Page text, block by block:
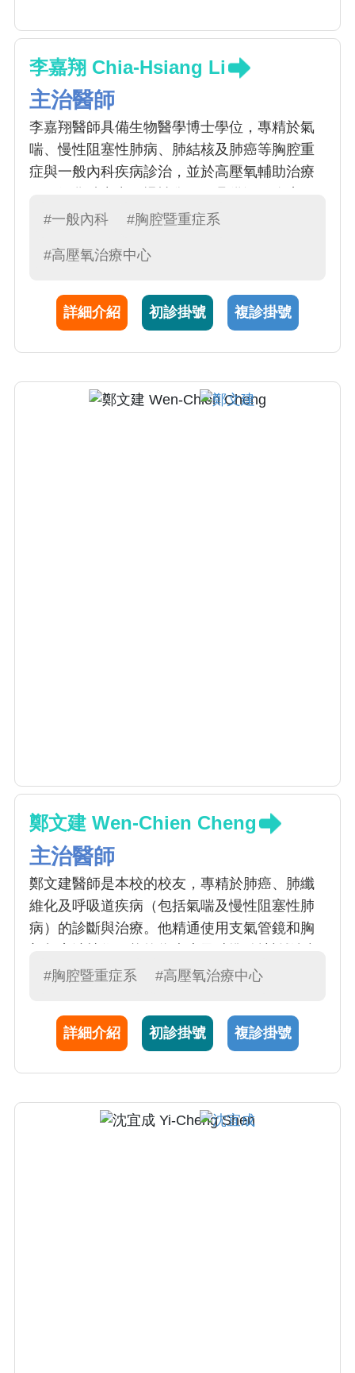
李嘉翔 Chia-Hsiang Li
主治醫師
李嘉翔醫師具備生物醫學博士學位，專精於氣
喘、慢性阻塞性肺病、肺結核及肺癌等胸腔重
症與一般內科疾病診治，並於高壓氧輔助治療
驗。現任一般內科主任暨內科部 PGY 教學推動
實務；其臨床解說耐心詳盡且深具同理心，備
域皆貢獻卓著，多次榮獲院級「傑出教學主治
醫師」與「優良主治醫師」殊榮，目前正持續
引領科部優化醫療品質，致力建構優質的一般
#一般內科 #胸腔暨重症系
#高壓氧治療中心
詳細介紹 初診掛號 複診掛號
鄭文建 Wen-Chien Cheng
主治醫師
鄭文建醫師是本校的校友，專精於肺癌、肺纖
維化及呼吸道疾病（包括氣喘及慢性阻塞性肺
病）的診斷與治療。他精通使用支氣管鏡和胸
部疾病，並對病患展現出親切的關懷。鄭醫師
學位，對於將基礎研究與臨床實踐結合的研究
充滿熱情，期望其研究成果能夠實際幫助病
#胸腔暨重症系 #高壓氧治療中心
詳細介紹 初診掛號 複診掛號